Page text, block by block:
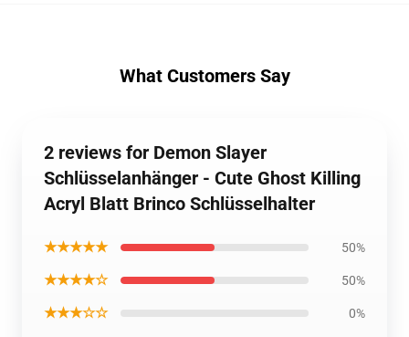
What Customers Say
2 reviews for Demon Slayer
Schlüsselanhänger - Cute Ghost Killing
Acryl Blatt Brinco Schlüsselhalter
★★★★★ 50%
★★★★☆ 50%
★★★☆☆ 0%